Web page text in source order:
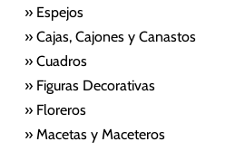
» Espejos
» Cajas, Cajones y Canastos
» Cuadros
» Figuras Decorativas
» Floreros
» Macetas y Maceteros